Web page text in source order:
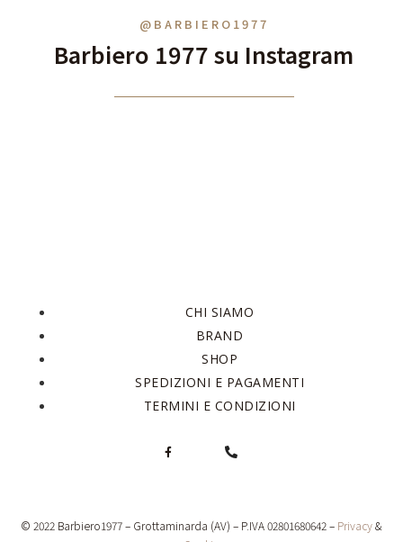
@BARBIERO1977
Barbiero 1977 su Instagram
CHI SIAMO
BRAND
SHOP
SPEDIZIONI E PAGAMENTI
TERMINI E CONDIZIONI
© 2022 Barbiero1977 – Grottaminarda (AV) – P.IVA 02801680642 – Privacy&